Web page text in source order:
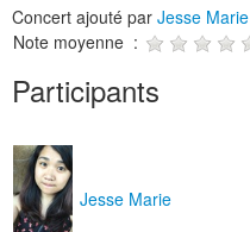
Concert ajouté par Jesse Marie
Note moyenne :
Participants
Jesse Marie